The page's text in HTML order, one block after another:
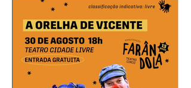
Pontão de Cultura Cidade
Livre acompanha agenda do
"Circula MinC" em Goiás